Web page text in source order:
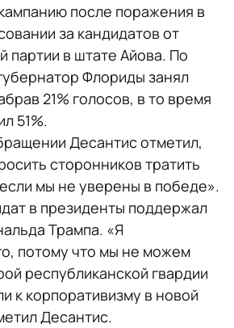
после поражения в
за кандидатов от
партии в штате Айова. По
Флориды занял
21% голосов, в то время
51%.
Десантис отметил,
сторонников тратить
мы не уверены в победе».
в президенты поддержал
Трампа. «Я
потому что мы не можем
республиканской гвардии
к корпоративизму в новой
Десантис.